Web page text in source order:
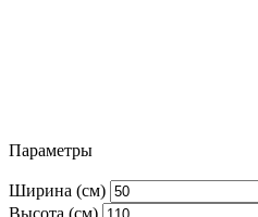
Параметры
Ширина (см)